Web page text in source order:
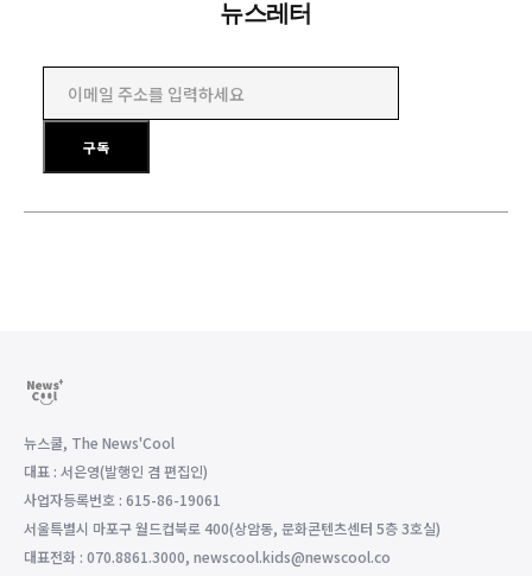
뉴스레터
구독
뉴스쿨, The News'Cool
대표 : 서은영(발행인 겸 편집인)
사업자등록번호 : 615-86-19061
서울특별시 마포구 월드컵북로 400(상암동, 문화콘텐츠센터 5층 3호실)
대표전화 : 070.8861.3000, newscool.kids@newscool.co